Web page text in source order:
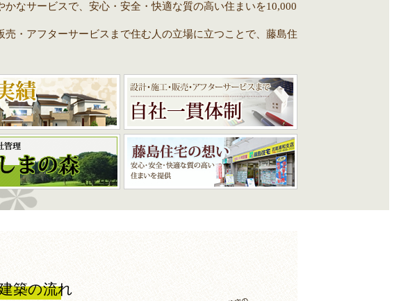
なサービスで、安心・安全・快適な質の高い住まいを10,000
・アフターサービスまで住む人の立場に立つことで、藤島住
築の流れ